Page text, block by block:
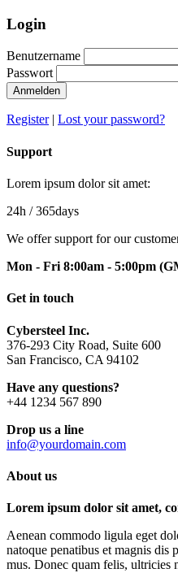
Login
Benutzername
Passwort
Anmelden
Register| Lost your password?
Support
Lorem ipsum dolor sit amet:
24h / 365days
We offer support for our
Mon - Fri 8:00am - 5:00pm
Get in touch
Cybersteel Inc.
376-293 City Road, Suite 600
San Francisco, CA 94102
Have any questions?
+44 1234 567 890
Drop us a line
info@yourdomain.com
About us
Lorem ipsum dolor sit amet,
Aenean commodo ligula eget
natoque penatibus et magnis dis
mus. Donec quam felis, ultricies